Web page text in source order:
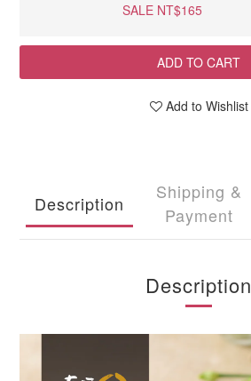
SALE NT$165
ADD TO CART
Add to Wishlist
Description
Shipping &
Payment
Description